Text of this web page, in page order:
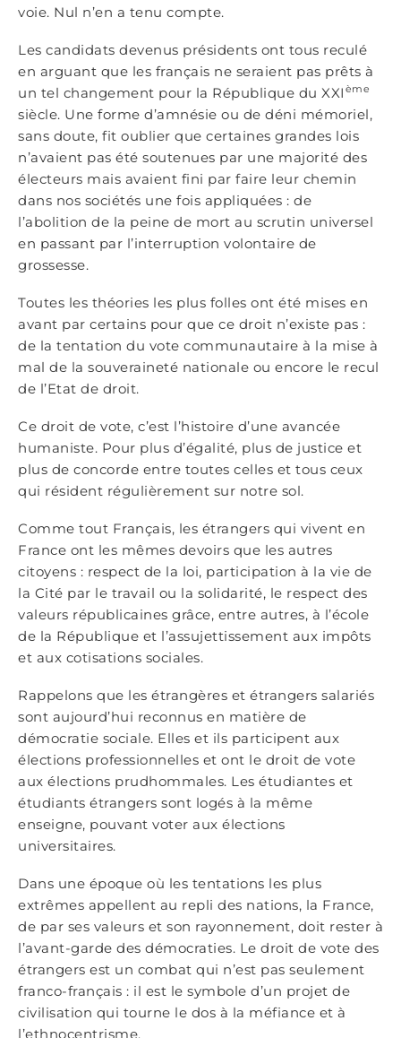
voie. Nul n’en a tenu compte.
Les candidats devenus présidents ont tous reculé
en arguant que les français ne seraient pas prêts à
un tel changement pour la République du XXI ème
siècle. Une forme d’amnésie ou de déni mémoriel,
sans doute, fit oublier que certaines grandes lois
n’avaient pas été soutenues par une majorité des
électeurs mais avaient fini par faire leur chemin
dans nos sociétés une fois appliquées : de
l’abolition de la peine de mort au scrutin universel
en passant par l’interruption volontaire de
grossesse.
Toutes les théories les plus folles ont été mises en
avant par certains pour que ce droit n’existe pas :
de la tentation du vote communautaire à la mise à
mal de la souveraineté nationale ou encore le recul
de l’Etat de droit.
Ce droit de vote, c’est l’histoire d’une avancée
humaniste. Pour plus d’égalité, plus de justice et
plus de concorde entre toutes celles et tous ceux
qui résident régulièrement sur notre sol.
Comme tout Français, les étrangers qui vivent en
France ont les mêmes devoirs que les autres
citoyens : respect de la loi, participation à la vie de
la Cité par le travail ou la solidarité, le respect des
valeurs républicaines grâce, entre autres, à l’école
de la République et l’assujettissement aux impôts
et aux cotisations sociales.
Rappelons que les étrangères et étrangers salariés
sont aujourd’hui reconnus en matière de
démocratie sociale. Elles et ils participent aux
élections professionnelles et ont le droit de vote
aux élections prudhommales. Les étudiantes et
étudiants étrangers sont logés à la même
enseigne, pouvant voter aux élections
universitaires.
Dans une époque où les tentations les plus
extrêmes appellent au repli des nations, la France,
de par ses valeurs et son rayonnement, doit rester à
l’avant-garde des démocraties. Le droit de vote des
étrangers est un combat qui n’est pas seulement
franco-français : il est le symbole d’un projet de
civilisation qui tourne le dos à la méfiance et à
l’ethnocentrisme.